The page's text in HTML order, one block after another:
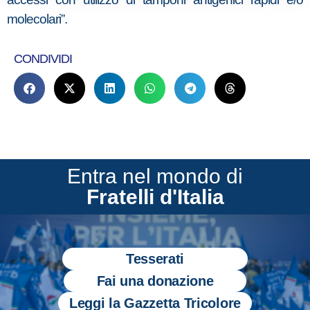
molecolari”.
CONDIVIDI
Entra nel mondo di
Fratelli d'Italia
Tesserati
Fai una donazione
Leggi la Gazzetta Tricolore